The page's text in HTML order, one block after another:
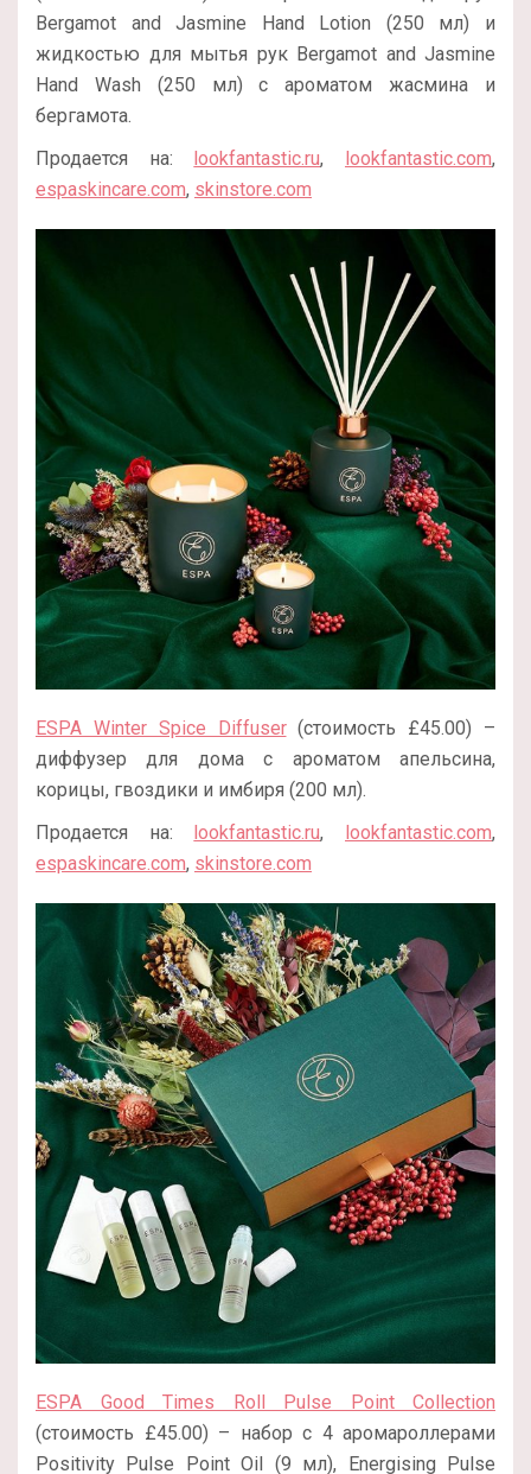
Bergamot and Jasmine Hand Lotion (250 мл) и
жидкостью для мытья рук Bergamot and Jasmine
Hand Wash (250 мл) с ароматом жасмина и
бергамота.
Продается на: lookfantastic.ru, lookfantastic.com,
espaskincare.com, skinstore.com
ESPA Winter Spice Diffuser(стоимость £45.00) –
диффузер для дома с ароматом апельсина,
корицы, гвоздики и имбиря (200 мл).
Продается на: lookfantastic.ru, lookfantastic.com,
espaskincare.com, skinstore.com
ESPA Good Times Roll Pulse Point Collection
(стоимость £45.00) – набор с 4 аромароллерами
Positivity Pulse Point Oil (9 мл), Energising Pulse